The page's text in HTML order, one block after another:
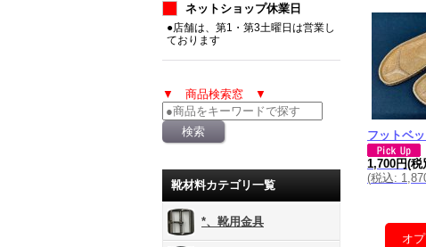
ネットショップ休業日
●店舗は、第1・第3土曜日は営業し
ております
▼ 商品検索窓 ▼
靴材料カテゴリ一覧
*、靴用金具
フットベ
1,700円(税
(税込: